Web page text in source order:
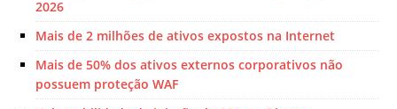
2026
Mais de 2 milhões de ativos expostos na Internet
Mais de 50% dos ativos externos corporativos não
possuem proteção WAF